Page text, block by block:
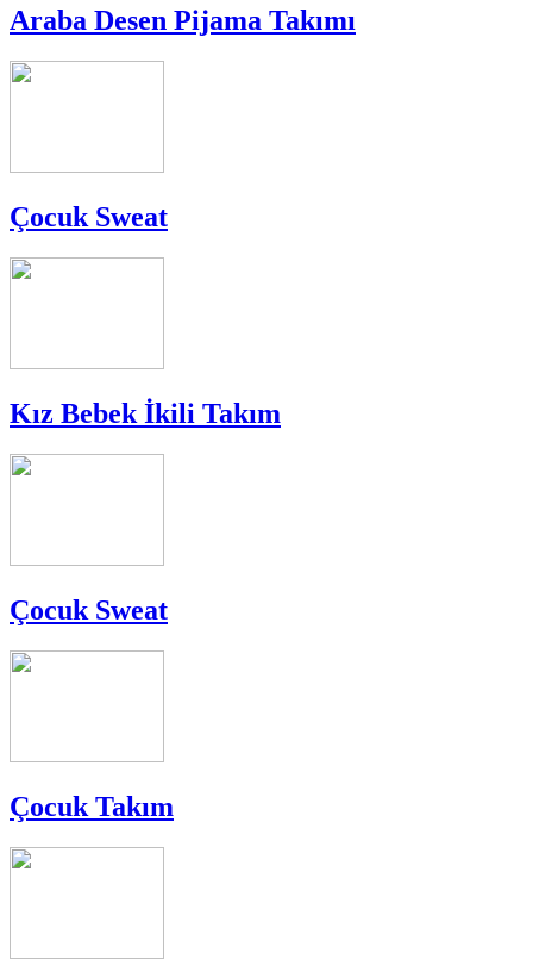
Araba Desen Pijama Takımı
Çocuk Sweat
Kız Bebek İkili Takım
Çocuk Sweat
Çocuk Takım